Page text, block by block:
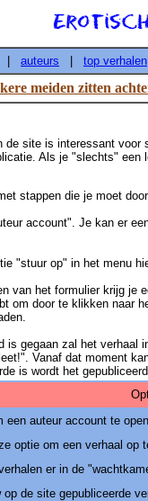
auteurs top verhalen
meiden zitten
de site is interessant voor
Als je "slechts" een
stappen die je moet
account". Je kan er
"stuur op" in het menu
van het formulier krijg je
om door te klikken naar
is gegaan zal het verhaal
Vanaf dat moment
is wordt het
een auteur account te
optie om een verhaal op
er in de
op de site gepubliceerde